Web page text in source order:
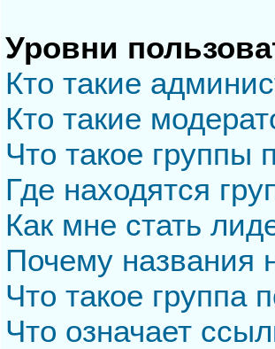
Уровни
Кто такие
Кто такие
Что такое группы
Где находятся
Как мне стать
Почему названия
Что такое группа
Что означает